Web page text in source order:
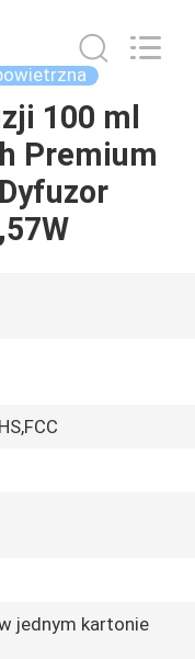
100 ml
Premium
jednym kartonie